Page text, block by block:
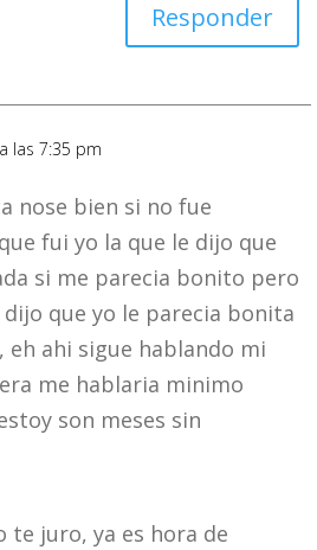
Responder
las 7:35 pm
nose bien si no fue
fui yo la que le dijo que
si me parecia bonito pero
dijo que yo le parecia bonita
ahi sigue hablando mi
me hablaria minimo
son meses sin
te juro, ya es hora de